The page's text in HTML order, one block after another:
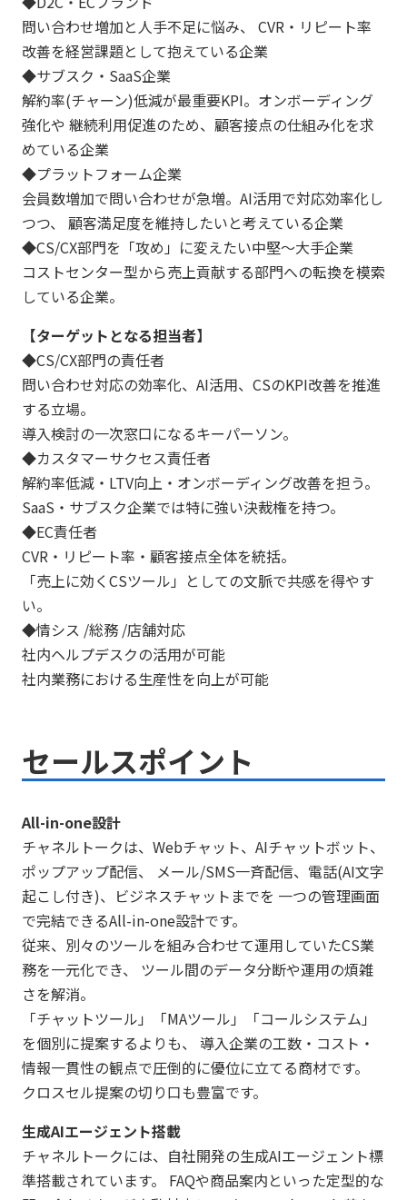
問い合わせ増加と人手不足に悩み、 CVR・リピート率
改善を経営課題として抱えている企業
◆サブスク・SaaS企業
解約率(チャーン)低減が最重要KPI。オンボーディング
強化や 継続利用促進のため、顧客接点の仕組み化を求
めている企業
◆プラットフォーム企業
会員数増加で問い合わせが急増。AI活用で対応効率化し
つつ、 顧客満足度を維持したいと考えている企業
◆CS/CX部門を「攻め」に変えたい中堅〜大手企業
コストセンター型から売上貢献する部門への転換を模索
している企業。
【ターゲットとなる担当者】
◆CS/CX部門の責任者
問い合わせ対応の効率化、AI活用、CSのKPI改善を推進
する立場。
導入検討の一次窓口になるキーパーソン。
◆カスタマーサクセス責任者
解約率低減・LTV向上・オンボーディング改善を担う。
SaaS・サブスク企業では特に強い決裁権を持つ。
◆EC責任者
CVR・リピート率・顧客接点全体を統括。
「売上に効くCSツール」としての文脈で共感を得やす
い。
◆情シス /総務 /店舗対応
社内ヘルプデスクの活用が可能
社内業務における生産性を向上が可能
セールスポイント
All-in-one設計
チャネルトークは、Webチャット、AIチャットボット、
ポップアップ配信、 メール/SMS一斉配信、電話(AI文字
起こし付き)、ビジネスチャットまでを 一つの管理画面
で完結できるAll-in-one設計です。
従来、別々のツールを組み合わせて運用していたCS業
務を一元化でき、 ツール間のデータ分断や運用の煩雑
さを解消。
「チャットツール」「MAツール」「コールシステム」
を個別に提案するよりも、 導入企業の工数・コスト・
情報一貫性の観点で圧倒的に優位に立てる商材です。
クロスセル提案の切り口も豊富です。
生成AIエージェント搭載
チャネルトークには、自社開発の生成AIエージェント標
準搭載されています。 FAQや商品案内といった定型的な